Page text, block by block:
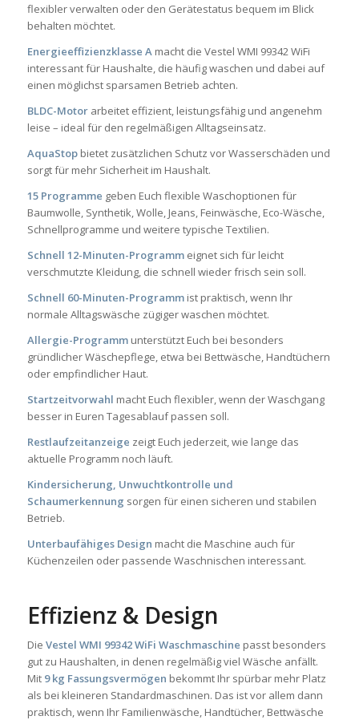
flexibler verwalten oder den Gerätestatus bequem im Blick
behalten möchtet.
Energieeffizienzklasse Amacht die Vestel WMI 99342 WiFi
interessant für Haushalte, die häufig waschen und dabei auf
einen möglichst sparsamen Betrieb achten.
BLDC-Motorarbeitet effizient, leistungsfähig und angenehm
leise – ideal für den regelmäßigen Alltagseinsatz.
AquaStopbietet zusätzlichen Schutz vor Wasserschäden und
sorgt für mehr Sicherheit im Haushalt.
15 Programme geben Euch flexible Waschoptionen für
Baumwolle, Synthetik, Wolle, Jeans, Feinwäsche, Eco-Wäsche,
Schnellprogramme und weitere typische Textilien.
Schnell 12-Minuten-Programmeignet sich für leicht
verschmutzte Kleidung, die schnell wieder frisch sein soll.
Schnell 60-Minuten-Programmist praktisch, wenn Ihr
normale Alltagswäsche zügiger waschen möchtet.
Allergie-Programmunterstützt Euch bei besonders
gründlicher Wäschepflege, etwa bei Bettwäsche, Handtüchern
oder empfindlicher Haut.
Startzeitvorwahl macht Euch flexibler, wenn der Waschgang
besser in Euren Tagesablauf passen soll.
Restlaufzeitanzeige zeigt Euch jederzeit, wie lange das
aktuelle Programm noch läuft.
Kindersicherung, Unwuchtkontrolle und
Schaumerkennung sorgen für einen sicheren und stabilen
Betrieb.
Unterbaufähiges Design macht die Maschine auch für
Küchenzeilen oder passende Waschnischen interessant.
Effizienz & Design
Die Vestel WMI 99342 WiFi Waschmaschine passt besonders
gut zu Haushalten, in denen regelmäßig viel Wäsche anfällt.
Mit 9 kg Fassungsvermögen bekommt Ihr spürbar mehr Platz
als bei kleineren Standardmaschinen. Das ist vor allem dann
praktisch, wenn Ihr Familienwäsche, Handtücher, Bettwäsche